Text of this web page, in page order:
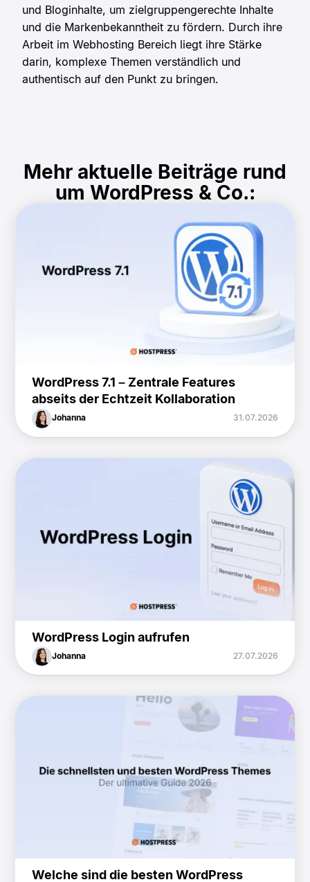
und Bloginhalte, um zielgruppengerechte Inhalte
und die Markenbekanntheit zu fördern. Durch ihre
Arbeit im Webhosting Bereich liegt ihre Stärke
darin, komplexe Themen verständlich und
authentisch auf den Punkt zu bringen.
Mehr aktuelle Beiträge rund
um WordPress & Co.:
WordPress 7.1 – Zentrale Features
abseits der Echtzeit Kollaboration
Johanna 31.07.2026
WordPress Login aufrufen
Johanna 27.07.2026
Welche sind die besten WordPress